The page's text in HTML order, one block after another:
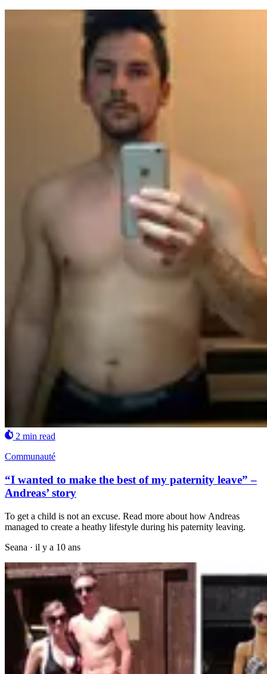
2 min read
Communauté
“I wanted to make the best of my paternity leave” –
Andreas’ story
To get a child is not an excuse. Read more about how Andreas
managed to create a heathy lifestyle during his paternity leaving.
Seana · il y a 10 ans